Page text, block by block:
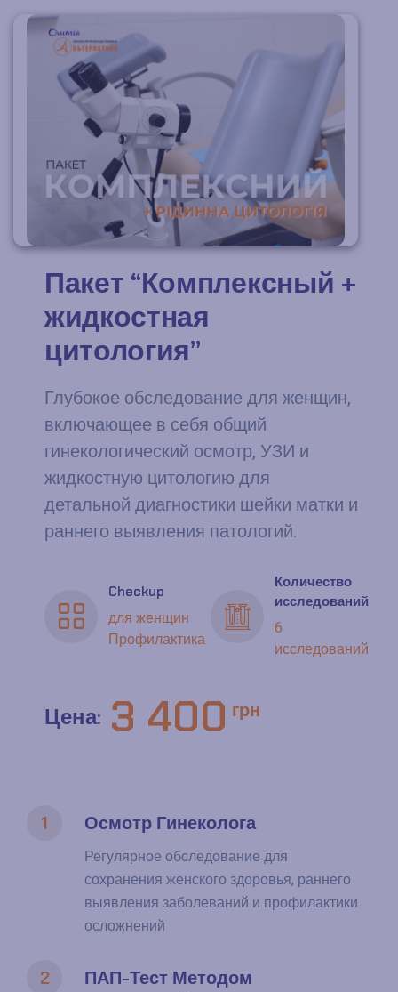
Пакет “Комплексный +
жидкостная
цитология”
Глубокое обследование для женщин,
включающее в себя общий
гинекологический осмотр, УЗИ и
жидкостную цитологию для
детальной диагностики шейки матки и
раннего выявления патологий.
Checkup
для женщин
Профилактика
Количество
исследований
6
исследований
Цена: 3 400 грн
1 Осмотр Гинеколога
Регулярное обследование для
сохранения женского здоровья, раннего
выявления заболеваний и профилактики
осложнений
2
ПАП-Тест Методом